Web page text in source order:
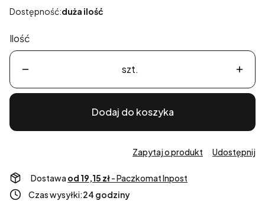
Dostępność:duża ilość
Ilość
szt.
Dodaj do koszyka
Zapytaj o produkt Udostępnij
Dostawa od 19,15 zł- Paczkomat Inpost
Czas wysyłki:24 godziny